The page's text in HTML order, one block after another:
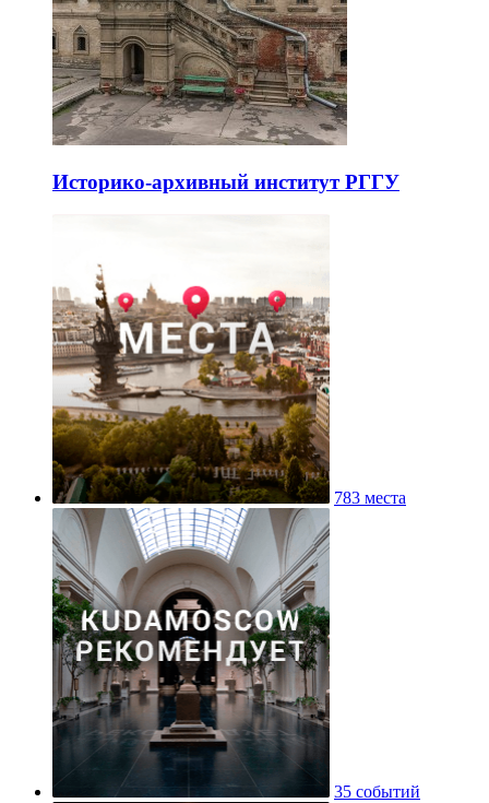
Историко-архивный институт РГГУ
783 места
35 событий